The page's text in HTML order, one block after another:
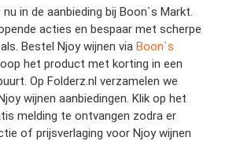
in de aanbieding bij Boon`s Markt.
acties en bespaar met scherpe
Bestel Njoy wijnen via Boon`s
het product met korting in een
Op Folderz.nl verzamelen we
wijnen aanbiedingen. Klik op het
melding te ontvangen zodra er
of prijsverlaging voor Njoy wijnen